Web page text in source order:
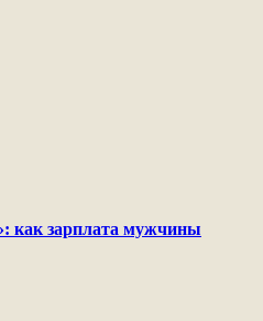
как зарплата мужчины